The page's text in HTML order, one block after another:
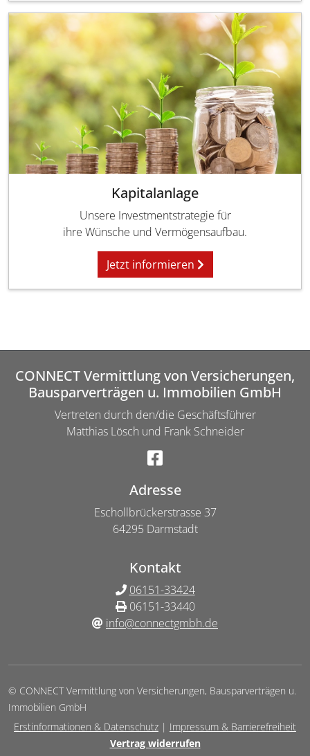
Kapitalanlage
Unsere Investmentstrategie für
ihre Wünsche und Vermögensaufbau.
Jetzt informieren
CONNECT Vermittlung von Versicherungen,
Bausparverträgen u. Immobilien GmbH
Vertreten durch den/die Geschäftsführer
Matthias Lösch und Frank Schneider
Adresse
Eschollbrückerstrasse 37
64295 Darmstadt
Kontakt
06151-33424
06151-33440
info@connectgmbh.de
© CONNECT Vermittlung von Versicherungen, Bausparverträgen u.
Immobilien GmbH
Erstinformationen & Datenschutz | Impressum & Barrierefreiheit
Vertrag widerrufen